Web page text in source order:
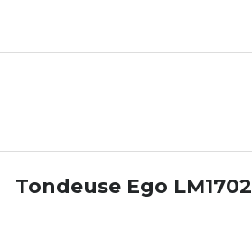
Tondeuse Ego